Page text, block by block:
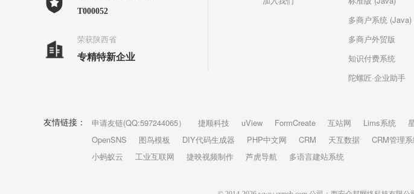
T000052
荣获陕西省
专精特新企业
多商户系统 (Java)
多商户外贸版
知识付费系统
陀螺匠·企业助手
友情链接： 申请友链(QQ:597244065） 捷顺科技 uView FormCreate 互站网 Lims系统
OpenSNS
图鸟模板 DIY代码生成器 PHP中文网 CRM 天互数据 CRM管理
小蚂蚁云
工业互联网 捷映视频制作 芦虎导航 多语言建站系统